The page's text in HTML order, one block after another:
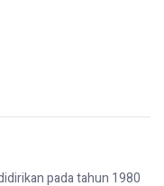
pada tahun 1980